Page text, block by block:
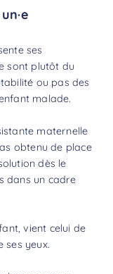
ses
sont plutôt du
ou pas des
malade.
maternelle
obtenu de place
dès le
dans un cadre
vient celui de
ses yeux.